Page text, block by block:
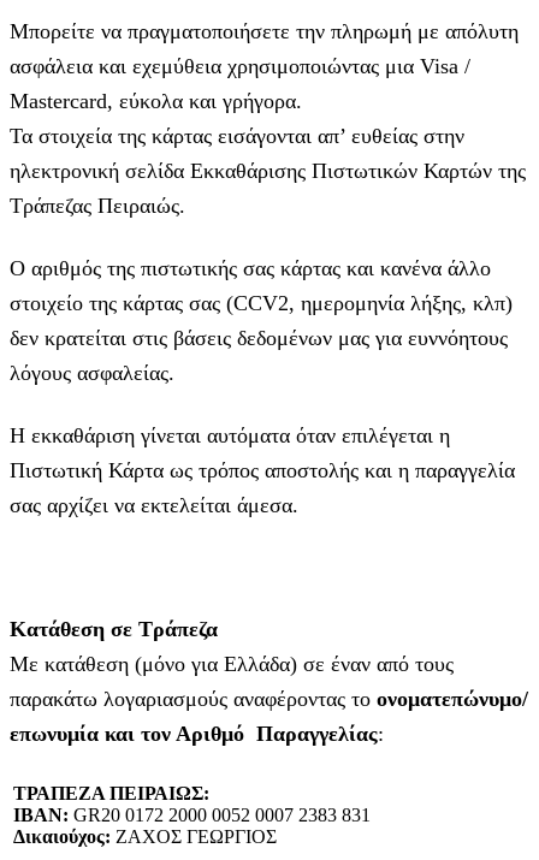
Μπορείτε να πραγματοποιήσετε την πληρωμή με απόλυτη
ασφάλεια και εχεμύθεια χρησιμοποιώντας μια Visa /
Mastercard, εύκολα και γρήγορα.
Τα στοιχεία της κάρτας εισάγoνται απ’ ευθείας στην
ηλεκτρονική σελίδα Εκκαθάρισης Πιστωτικών Καρτών της
Τράπεζας Πειραιώς.
Ο αριθμός της πιστωτικής σας κάρτας και κανένα άλλο
στοιχείο της κάρτας σας (CCV2, ημερομηνία λήξης, κλπ)
δεν κρατείται στις βάσεις δεδομένων μας για ευννόητους
λόγους ασφαλείας.
Η εκκαθάριση γίνεται αυτόματα όταν επιλέγεται η
Πιστωτική Κάρτα ως τρόπος αποστολής και η παραγγελία
σας αρχίζει να εκτελείται άμεσα.
Κατάθεση σε Τράπεζα
Με κατάθεση (μόνο για Ελλάδα) σε έναν από τους
παρακάτω λογαριασμούς αναφέροντας το ονοματεπώνυμο/
επωνυμία και τον Αριθμό Παραγγελίας:
ΤΡΑΠΕΖΑ ΠΕΙΡΑΙΩΣ:
IBAN: GR20 0172 2000 0052 0007 2383 831
Δικαιούχος: ΖΑΧΟΣ ΓΕΩΡΓΙΟΣ